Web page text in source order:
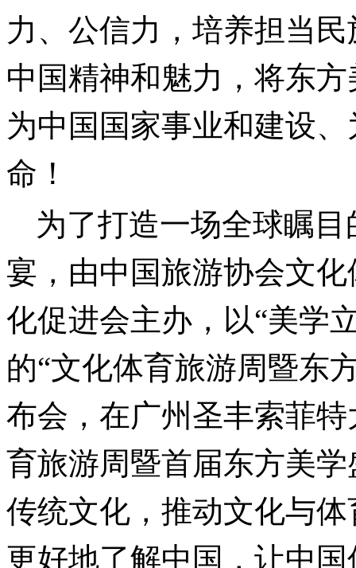
力、公信力，培养担当
中国精神和魅力，将东
为中国国家事业和建设
命！
为了打造一场全球瞩
宴，由中国旅游协会文
化促进会主办，以“美学
的“文化体育旅游周暨东
布会，在广州圣丰索菲
育旅游周暨首届东方美
传统文化，推动文化与
更好地了解中国，让中